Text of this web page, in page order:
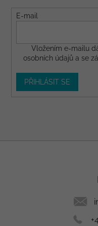
E-mail
Vložením e-mailu
osobních údajů a se
PŘIHLÁSIT SE